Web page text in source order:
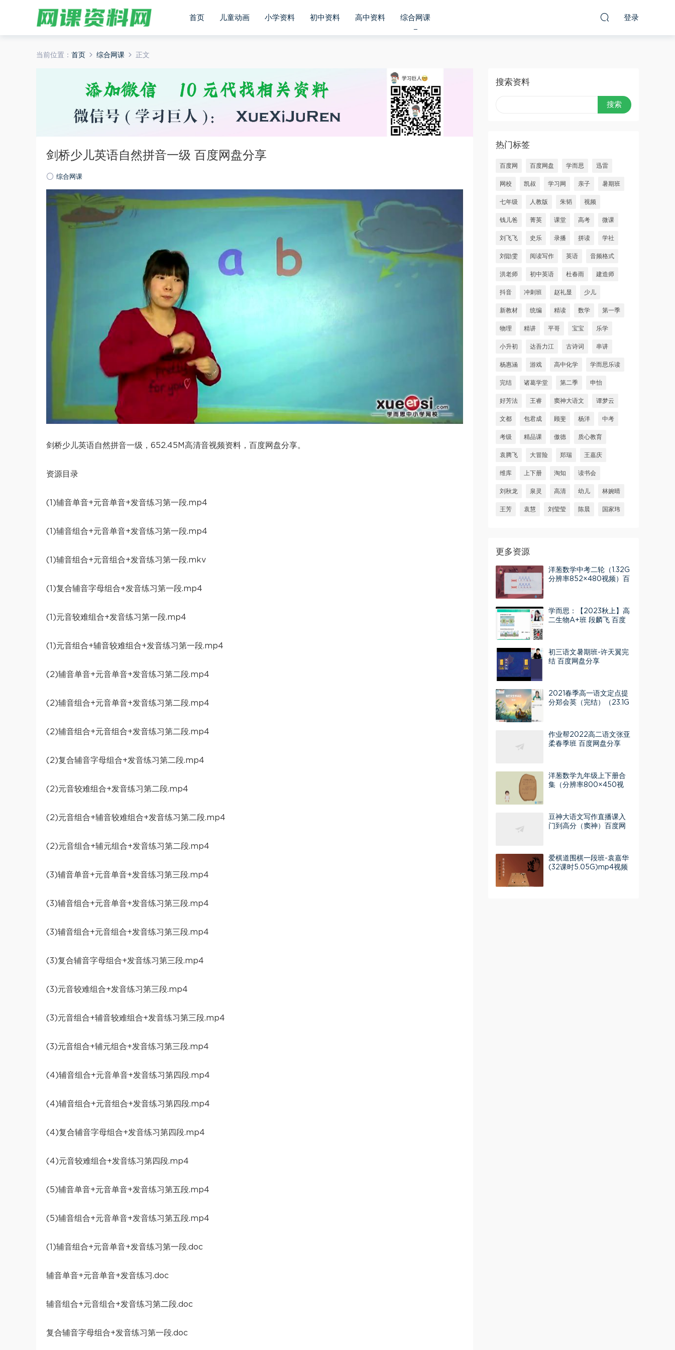
首页 儿童动画 小学资料 初中资料 高中资料 综合网课 登录
当前位置： 首页 综合网课 正文
剑桥少儿英语自然拼音一级 百度网盘分享
综合网课
剑桥少儿英语自然拼音一级，652.45M高清音视频资料，百度网盘分享。
资源目录
(1)辅音单音+元音单音+发音练习第一段.mp4
(1)辅音组合+元音单音+发音练习第一段.mp4
(1)辅音组合+元音组合+发音练习第一段.mkv
(1)复合辅音字母组合+发音练习第一段.mp4
(1)元音较难组合+发音练习第一段.mp4
(1)元音组合+辅音较难组合+发音练习第一段.mp4
(2)辅音单音+元音单音+发音练习第二段.mp4
(2)辅音组合+元音单音+发音练习第二段.mp4
(2)辅音组合+元音组合+发音练习第二段.mp4
(2)复合辅音字母组合+发音练习第二段.mp4
(2)元音较难组合+发音练习第二段.mp4
(2)元音组合+辅音较难组合+发音练习第二段.mp4
(2)元音组合+辅元组合+发音练习第二段.mp4
(3)辅音单音+元音单音+发音练习第三段.mp4
(3)辅音组合+元音单音+发音练习第三段.mp4
(3)辅音组合+元音组合+发音练习第三段.mp4
(3)复合辅音字母组合+发音练习第三段.mp4
(3)元音较难组合+发音练习第三段.mp4
(3)元音组合+辅音较难组合+发音练习第三段.mp4
(3)元音组合+辅元组合+发音练习第三段.mp4
(4)辅音组合+元音单音+发音练习第四段.mp4
(4)辅音组合+元音组合+发音练习第四段.mp4
(4)复合辅音字母组合+发音练习第四段.mp4
(4)元音较难组合+发音练习第四段.mp4
(5)辅音单音+元音单音+发音练习第五段.mp4
(5)辅音组合+元音单音+发音练习第五段.mp4
(1)辅音组合+元音单音+发音练习第一段.doc
辅音单音+元音单音+发音练习.doc
辅音组合+元音组合+发音练习第二段.doc
复合辅音字母组合+发音练习第一段.doc
搜索资料
热门标签
百度网 百度网盘 学而思 迅雷
网校 凯叔 学习网 亲子 暑期班
七年级 人教版 朱韬 视频
钱儿爸 菁英 课堂 高考 微课
刘飞飞 史乐 录播 拼读 学社
刘勖雯 阅读写作 英语 音频格式
洪老师 初中英语 杜春雨 建造师
抖音 冲刺班 赵礼显 少儿
新教材 统编 精读 数学 第一季
物理 精讲 平哥 宝宝 乐学
小升初 达吾力江 古诗词 串讲
杨惠涵 游戏 高中化学 学而思乐读
完结 诸葛学堂 第二季 申怡
好芳法 王睿 窦神大语文 谭梦云
文都 包君成 顾斐 杨洋 中考
考级 精品课 傲德 质心教育
袁腾飞 大冒险 郑瑞 王嘉庆
维库 上下册 淘知 读书会
刘秋龙 泉灵 高清 幼儿 林婉晴
王芳 袁慧 刘莹莹 陈晨 国家玮
更多资源
洋葱数学中考二轮（1.32G
分辨率852×480视频）百
学而思：【2023秋上】高
二生物A+班 段麟飞 百度
初三语文暑期班-许天翼完
结 百度网盘分享
2021春季高一语文定点提
分郑会英（完结）（23.1G
作业帮2022高二语文张亚
柔春季班 百度网盘分享
洋葱数学九年级上下册合
集（分辨率800×450视
豆神大语文写作直播课入
门到高分（窦神）百度网
爱棋道围棋一段班-袁嘉华
(32课时5.05G)mp4视频